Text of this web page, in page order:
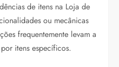
de itens na Loja de
ou mecânicas
frequentemente levam a
itens específicos.